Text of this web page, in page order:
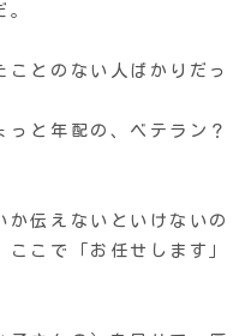
。
ことのない人ばかりだっ
と年配の、ベテラン？
か伝えないといけないの
こで「お任せします」